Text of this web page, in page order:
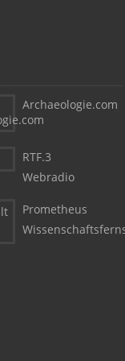
Archaeologie.com
RTF.3
Webradio
Prometheus